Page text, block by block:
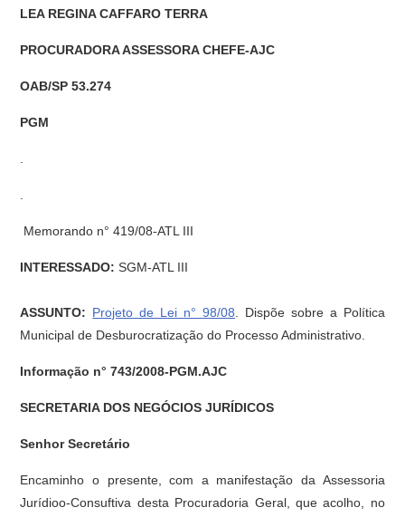
LEA REGINA CAFFARO TERRA
PROCURADORA ASSESSORA CHEFE-AJC
OAB/SP 53.274
PGM
Memorando n° 419/08-ATL III
INTERESSADO: SGM-ATL III
ASSUNTO: Projeto de Lei n° 98/08 . Dispõe sobre a Política
Municipal de Desburocratização do Processo Administrativo.
Informação n° 743/2008-PGM.AJC
SECRETARIA DOS NEGÓCIOS JURÍDICOS
Senhor Secretário
Encaminho o presente, com a manifestação da Assessoria
Jurídioo-Consuftiva desta Procuradoria Geral, que acolho, no